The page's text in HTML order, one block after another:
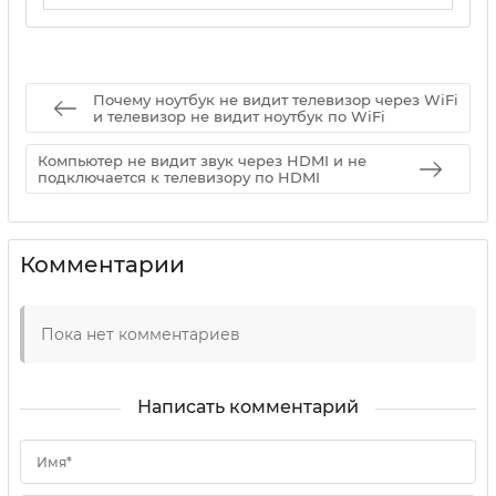
Почему ноутбук не видит телевизор через WiFi
и телевизор не видит ноутбук по WiFi
Компьютер не видит звук через HDMI и не
подключается к телевизору по HDMI
Комментарии
Пока нет комментариев
Написать комментарий
Имя*